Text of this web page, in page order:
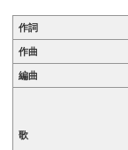
作詞
作曲
編曲
歌